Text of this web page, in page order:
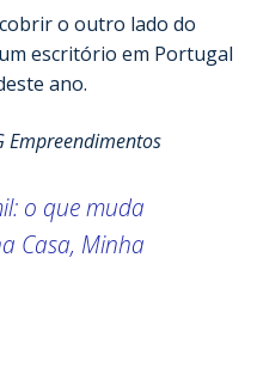
o outro lado do
escritório em Portugal
ano.
Empreendimentos
o que muda
Casa, Minha